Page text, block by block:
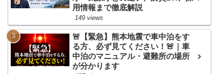
用情報まで徹底解説
149 views
🚨【緊急】熊本地震で車中泊をす
る方、必ず見てください！🚨｜車
中泊のマニュアル・避難所の場所
が分かります